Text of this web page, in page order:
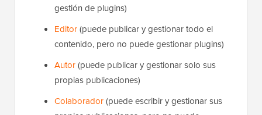
gestión de plugins)
Editor(puede publicar y gestionar todo el
contenido, pero no puede gestionar plugins)
Autor(puede publicar y gestionar solo sus
propias publicaciones)
Colaborador(puede escribir y gestionar sus